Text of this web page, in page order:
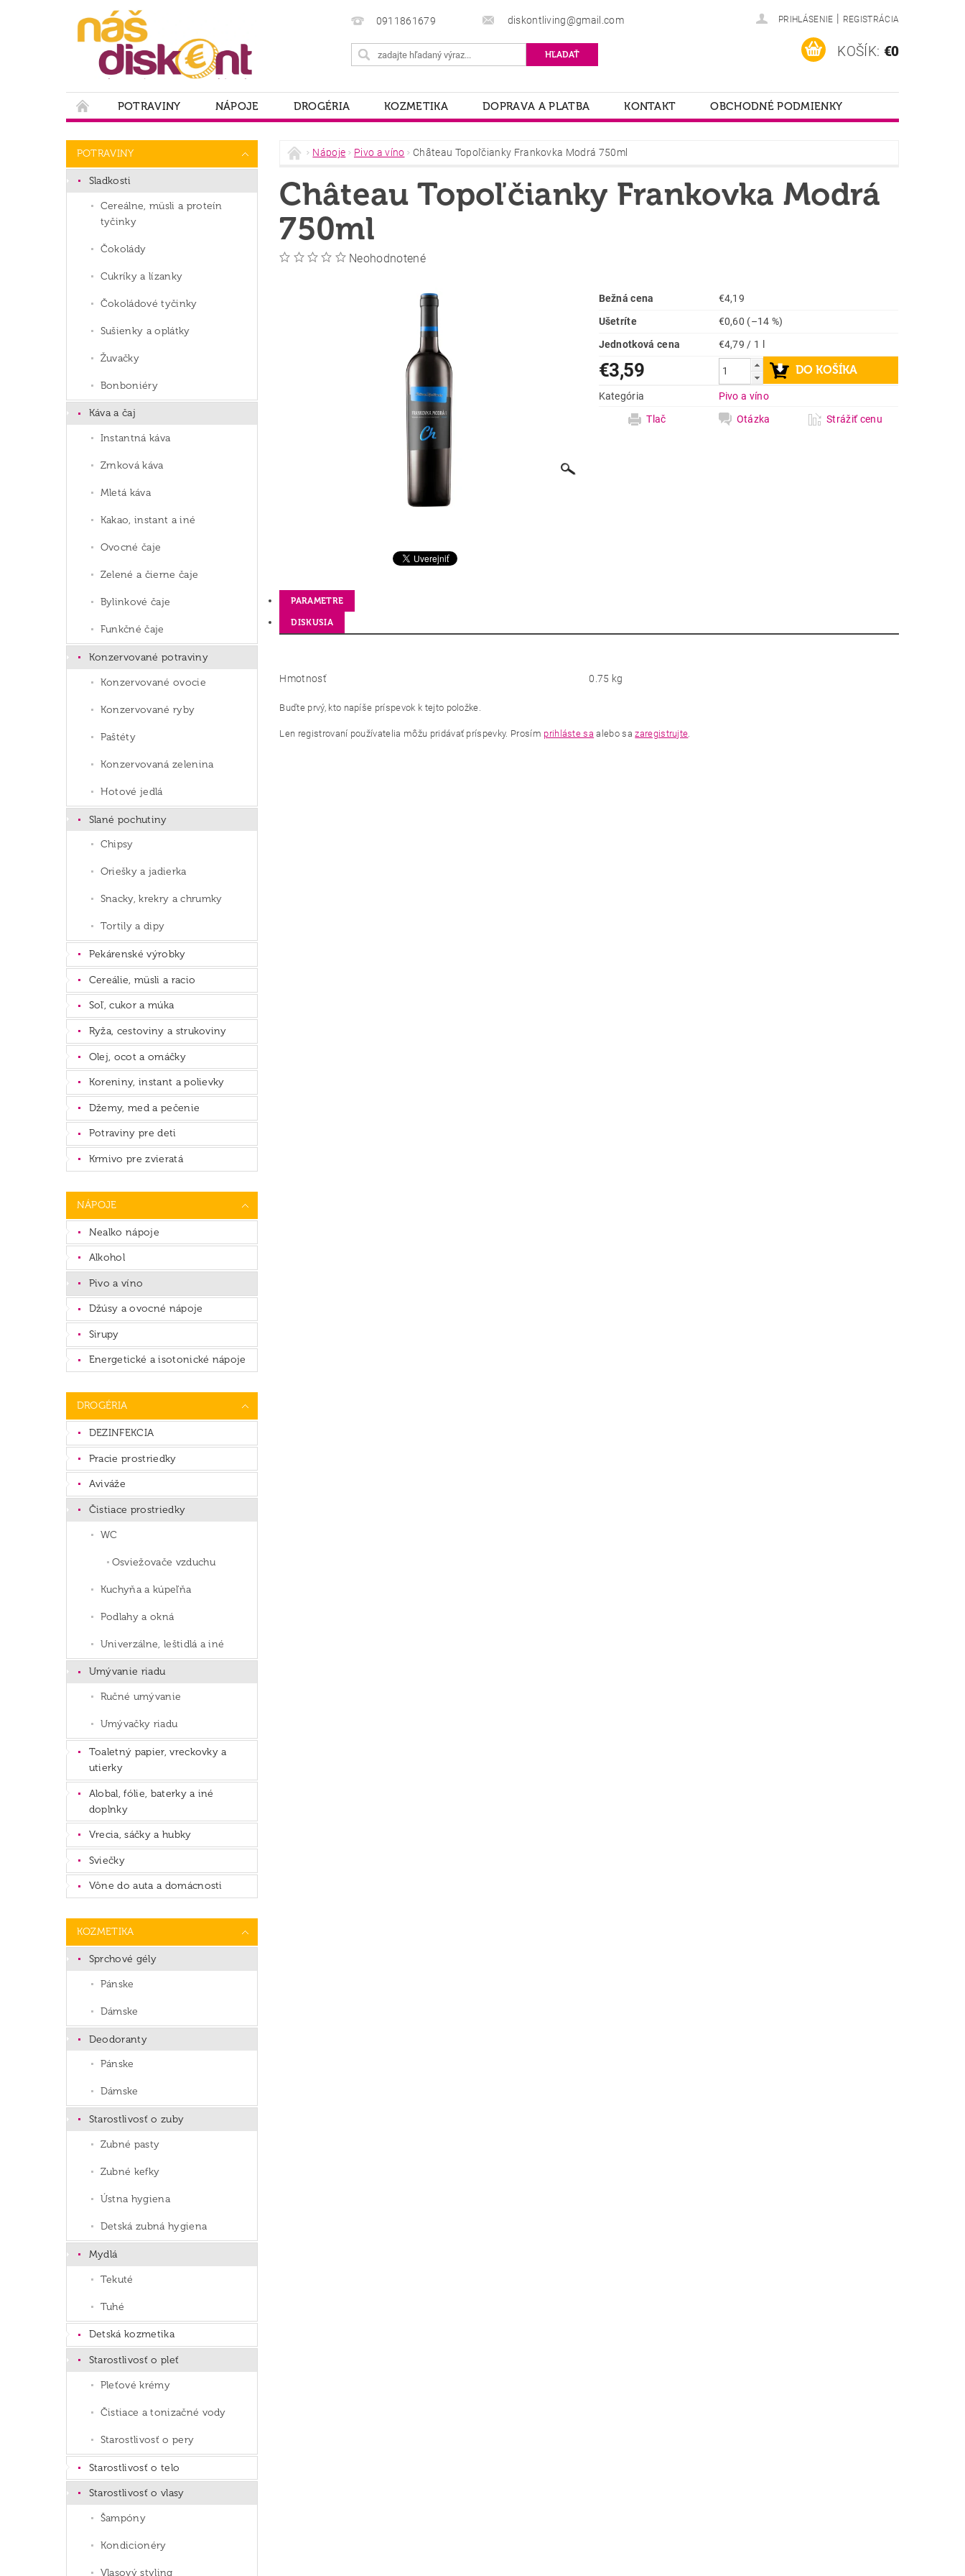
0911861679 diskontliving@gmail.com PRIHLÁSENIE | REGISTRÁCIA
KOŠÍK: €0
POTRAVINY NÁPOJE DROGÉRIA KOZMETIKA DOPRAVA A PLATBA KONTAKT
OBCHODNÉ PODMIENKY
POTRAVINY
Sladkosti
Cereálne, müsli a proteín
tyčinky
Čokolády
Cukríky a lízanky
Čokoládové tyčinky
Sušienky a oplátky
Žuvačky
Bonboniéry
Káva a čaj
Instantná káva
Zrnková káva
Mletá káva
Kakao, instant a iné
Ovocné čaje
Zelené a čierne čaje
Bylinkové čaje
Funkčné čaje
Konzervované potraviny
Konzervované ovocie
Konzervované ryby
Paštéty
Konzervovaná zelenina
Hotové jedlá
Slané pochutiny
Chipsy
Oriešky a jadierka
Snacky, krekry a chrumky
Tortily a dipy
Pekárenské výrobky
Cereálie, müsli a racio
Soľ, cukor a múka
Ryža, cestoviny a strukoviny
Olej, ocot a omáčky
Koreniny, instant a polievky
Džemy, med a pečenie
Potraviny pre deti
Krmivo pre zvieratá
NÁPOJE
Nealko nápoje
Alkohol
Pivo a víno
Džúsy a ovocné nápoje
Sirupy
Energetické a isotonické nápoje
DROGÉRIA
DEZINFEKCIA
Pracie prostriedky
Aviváže
Čistiace prostriedky
WC
Osviežovače vzduchu
Kuchyňa a kúpeľňa
Podlahy a okná
Univerzálne, leštidlá a iné
Umývanie riadu
Ručné umývanie
Umývačky riadu
Toaletný papier, vreckovky a
utierky
Alobal, fólie, baterky a iné
doplnky
Vrecia, sáčky a hubky
Sviečky
Vône do auta a domácnosti
KOZMETIKA
Sprchové gély
Pánske
Dámske
Deodoranty
Pánske
Dámske
Starostlivosť o zuby
Zubné pasty
Zubné kefky
Ústna hygiena
Detská zubná hygiena
Mydlá
Tekuté
Tuhé
Detská kozmetika
Starostlivosť o pleť
Pleťové krémy
Čistiace a tonizačné vody
Starostlivosť o pery
Starostlivosť o telo
Starostlivosť o vlasy
Šampóny
Kondicionéry
Vlasový styling
Nápoje Pivo a víno Château Topoľčianky Frankovka Modrá 750ml
Château Topoľčianky Frankovka Modrá
750ml
Neohodnotené
Bežná cena
€4,19
Ušetríte
€0,60 (–14 %)
Jednotková cena
€4,79 / 1 l
€3,59
Kategória
Pivo a víno
Tlač
Otázka Strážiť cenu
PARAMETRE
DISKUSIA
Hmotnosť 0.75 kg
Buďte prvý, kto napíše príspevok k tejto položke.
Len registrovaní používatelia môžu pridávať príspevky. Prosím prihláste sa alebo sazaregistrujte.